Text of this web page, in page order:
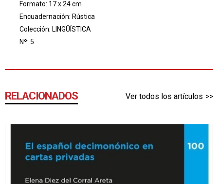
Formato: 17 x 24 cm
Encuadernación: Rústica
Colección: LINGÜÍSTICA
Nº: 5
RELACIONADOS Ver todos los artículos